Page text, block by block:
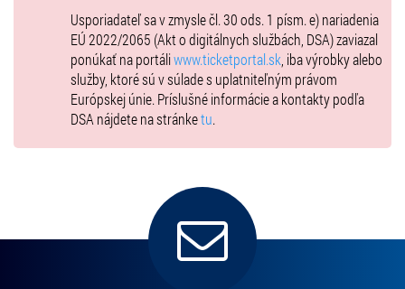
Usporiadateľ sa v zmysle čl. 30 ods. 1 písm. e) nariadenia
EÚ 2022/2065 (Akt o digitálnych službách, DSA) zaviazal
ponúkať na portáliwww.ticketportal.sk , iba výrobky alebo
služby, ktoré sú v súlade s uplatniteľným právom
Európskej únie. Príslušné informácie a kontakty podľa
DSA nájdete na stránketu.